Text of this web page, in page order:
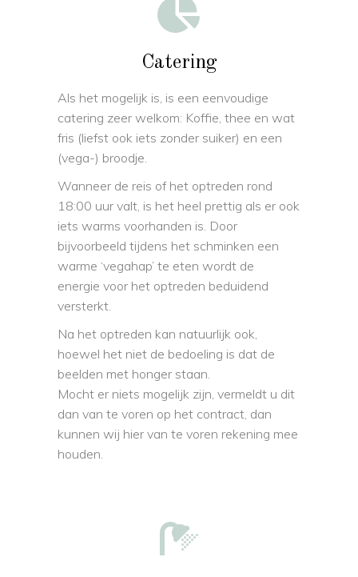
Catering
Als het mogelijk is, is een eenvoudige
catering zeer welkom: Koffie, thee en wat
fris (liefst ook iets zonder suiker) en een
(vega-) broodje.
Wanneer de reis of het optreden rond
18:00 uur valt, is het heel prettig als er ook
iets warms voorhanden is. Door
bijvoorbeeld tijdens het schminken een
warme ‘vegahap’ te eten wordt de
energie voor het optreden beduidend
versterkt.
Na het optreden kan natuurlijk ook,
hoewel het niet de bedoeling is dat de
beelden met honger staan.
Mocht er niets mogelijk zijn, vermeldt u dit
dan van te voren op het contract, dan
kunnen wij hier van te voren rekening mee
houden.